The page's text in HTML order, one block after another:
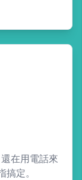
在用電話來
搞定。